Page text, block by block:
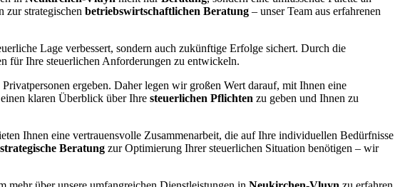
zur strategischen betriebswirtschaftlichen Beratung – unser Team aus erfahrenen
Lage verbessert, sondern auch zukünftige Erfolge sichert. Durch die
für Ihre steuerlichen Anforderungen zu entwickeln.
ergeben. Daher legen wir großen Wert darauf, mit Ihnen eine
klaren Überblick über Ihre steuerlichen Pflichten zu geben und Ihnen zu
Ihnen eine vertrauensvolle Zusammenarbeit, die auf Ihre individuellen Bedürfnisse
strategische Beratung zur Optimierung Ihrer steuerlichen Situation benötigen – wir